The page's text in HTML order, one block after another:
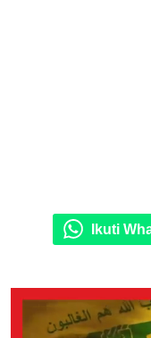
Ikuti